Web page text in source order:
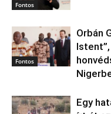
Fontos
Fontos
Orbán
Egy